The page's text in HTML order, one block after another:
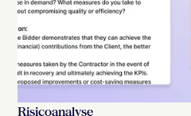
Risicoanalyse